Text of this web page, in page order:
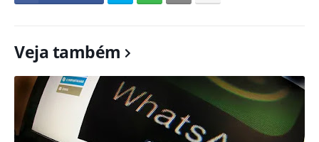
Veja também